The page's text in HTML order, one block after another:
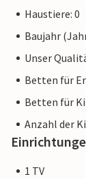
Haustiere: 0
Baujahr
Unser
Betten für
Betten für
Anzahl der
1 TV